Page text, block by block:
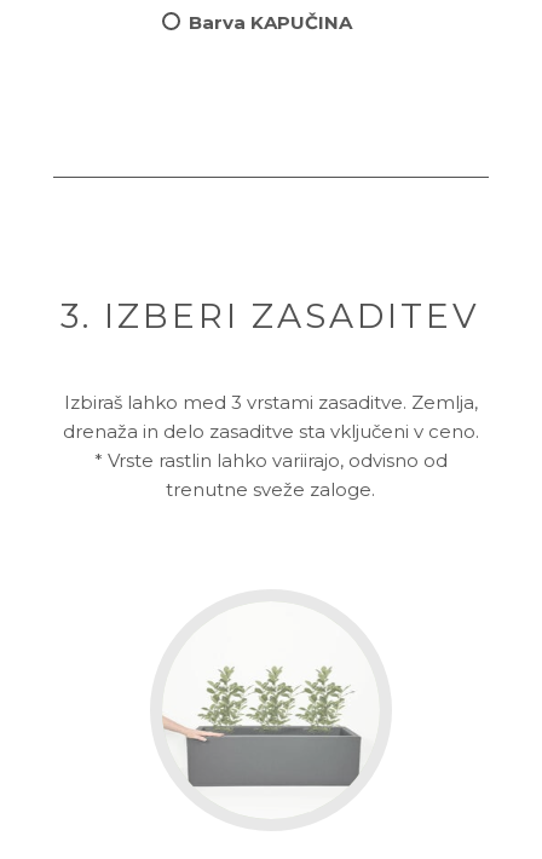
Barva KAPUČINA
3. IZBERI ZASADITEV
Izbiraš lahko med 3 vrstami zasaditve. Zemlja,
drenaža in delo zasaditve sta vključeni v ceno.
* Vrste rastlin lahko variirajo, odvisno od
trenutne sveže zaloge.